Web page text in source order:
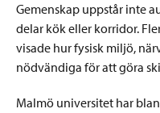
Gemenskap uppstår inte
delar kök eller korridor.
visade hur fysisk miljö,
nödvändiga för att göra
Malmö universitet har